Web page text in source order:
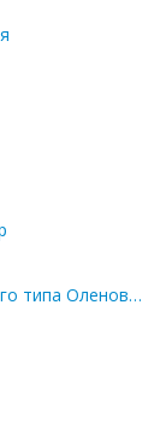
село Песчанокопское → посёлок городского типа Оленовка / Еленовка